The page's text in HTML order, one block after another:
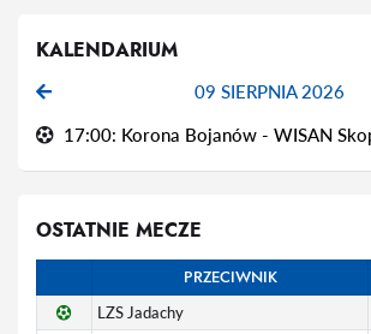
KALENDARIUM
09 SIERPNIA 2026
17:00: Korona Bojanów - WISAN
OSTATNIE MECZE
PRZECIWNIK
LZS Jadachy